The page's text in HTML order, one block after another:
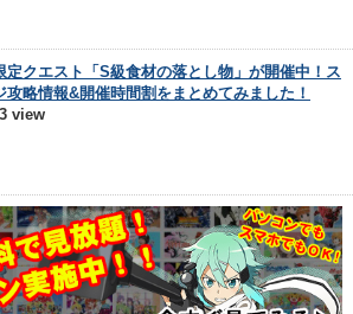
定クエスト「S級食材の落とし物」が開催中！ス
攻略情報&開催時間割をまとめてみました！
view